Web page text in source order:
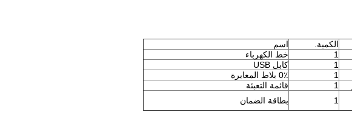
الكمية.
اسم
1
خط الكهرباء
1
كابل USB
1
0٪ بلاط المعايرة
1
قائمة التعبئة
1 بطاقة الضمان